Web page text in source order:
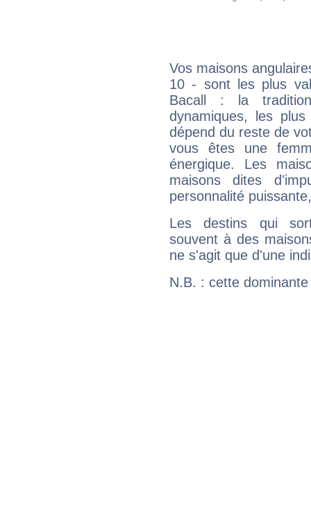
Vos maisons
10 - sont les plus
Bacall : la
dynamiques, les
dépend du reste de
vous êtes une
énergique. Les
maisons dites
personnalité
Les destins qui
souvent à des
ne s'agit que d'une
N.B. : cette